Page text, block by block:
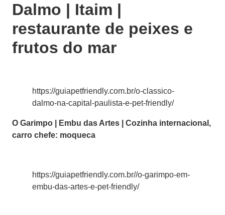
Dalmo | Itaim |
restaurante de peixes e
frutos do mar
https://guiapetfriendly.com.br/o-classico-
dalmo-na-capital-paulista-e-pet-friendly/
O Garimpo | Embu das Artes | Cozinha internacional,
carro chefe: moqueca
https://guiapetfriendly.com.br//o-garimpo-em-
embu-das-artes-e-pet-friendly/